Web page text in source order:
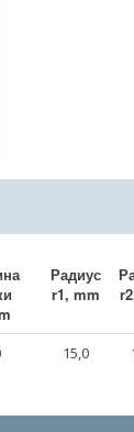
Радиус
r1, mm
15,0